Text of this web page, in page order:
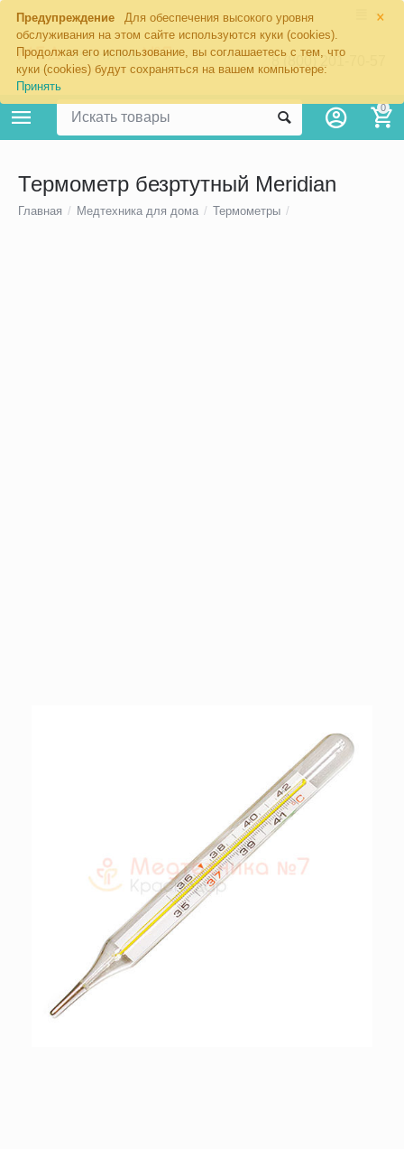
×
Предупреждение
Для обеспечения высокого уровня
обслуживания на этом сайте используются куки (cookies).
Продолжая его использование, вы соглашаетесь с тем, что
куки (cookies) будут сохраняться на вашем компьютере:
Принять
8 (800) 201-70-57
0
Термометр безртутный Meridian
Главная / Медтехника для дома / Термометры /